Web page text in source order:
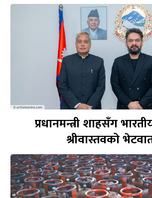
प्रधानमन्त्री शाहसँग
श्रीवास्तवको